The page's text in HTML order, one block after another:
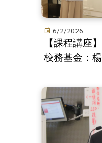
6/2/2026
【課程講座
校務基金：